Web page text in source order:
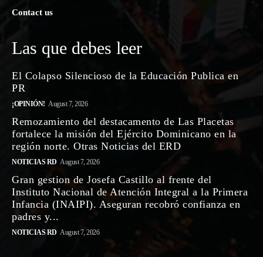
Contact us
Las que debes leer
El Colapso Silencioso de la Educación Publica en
PR
¡OPINIÓN! August 7, 2026
Remozamiento del destacamento de Las Placetas
fortalece la misión del Ejército Dominicano en la
región norte. Otras Noticias del ERD
NOTICIAS RD August 7, 2026
Gran gestion de Josefa Castillo al frente del
Instituto Nacional de Atención Integral a la Primera
Infancia (INAIPI). Aseguran recobró confianza en
padres y...
NOTICIAS RD August 7, 2026